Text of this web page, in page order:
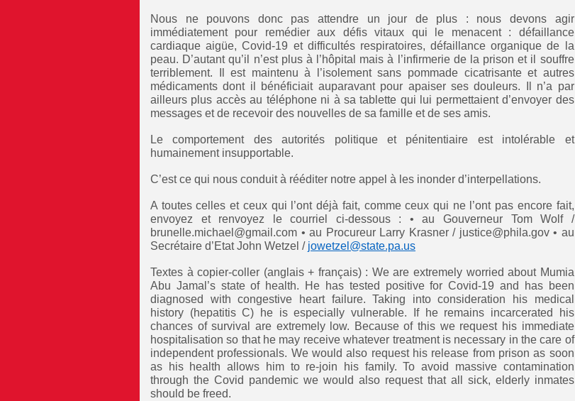
Nous ne pouvons donc pas attendre un jour de plus : nous devons agir
immédiatement pour remédier aux défis vitaux qui le menacent : défaillance
cardiaque aigüe, Covid-19 et difficultés respiratoires, défaillance organique de la
peau. D’autant qu’il n’est plus à l’hôpital mais à l’infirmerie de la prison et il souffre
terriblement. Il est maintenu à l’isolement sans pommade cicatrisante et autres
médicaments dont il bénéficiait auparavant pour apaiser ses douleurs. Il n’a par
ailleurs plus accès au téléphone ni à sa tablette qui lui permettaient d’envoyer des
messages et de recevoir des nouvelles de sa famille et de ses amis.
Le comportement des autorités politique et pénitentiaire est intolérable et
humainement insupportable.
C’est ce qui nous conduit à rééditer notre appel à les inonder d’interpellations.
A toutes celles et ceux qui l’ont déjà fait, comme ceux qui ne l’ont pas encore fait,
envoyez et renvoyez le courriel ci-dessous : • au Gouverneur Tom Wolf /
brunelle.michael@gmail.com • au Procureur Larry Krasner‎ / justice@phila.gov ‎‎• au
Secrétaire d’Etat John Wetzel / jowetzel@state.pa.us
Textes à copier-coller (anglais + français) : We are extremely worried about Mumia
Abu Jamal’s state of health. He has tested positive for Covid-19 and has been
diagnosed with congestive heart failure. Taking into consideration his medical
history (hepatitis C) he is especially vulnerable. If he remains incarcerated his
chances of survival are extremely low. Because of this we request his immediate
hospitalisation so that he may receive whatever treatment is necessary in the care of
independent professionals. We would also request his release from prison as soon
as his health allows him to re-join his family. To avoid massive contamination
through the Covid pandemic we would also request that all sick, elderly inmates
should be freed.